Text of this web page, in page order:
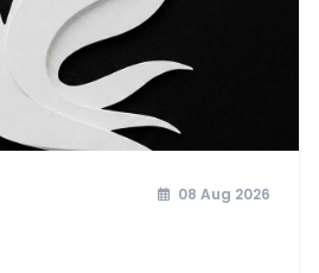
08 Aug 2026